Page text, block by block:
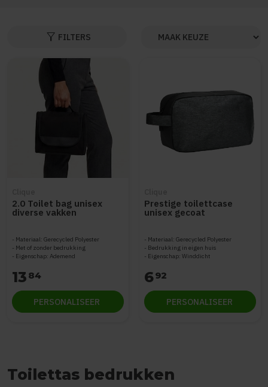
filter_alt FILTERS
2.0 Toilet bag unisex
diverse vakken
Materiaal: Gerecycled Polyester
Met of zonder bedrukking
Eigenschap: Ademend
13 84
PERSONALISEER
Prestige toilettcase
unisex gecoat
Materiaal: Gerecycled Polyester
Bedrukking in eigen huis
Eigenschap: Winddicht
692
PERSONALISEER
Toilettas bedrukken